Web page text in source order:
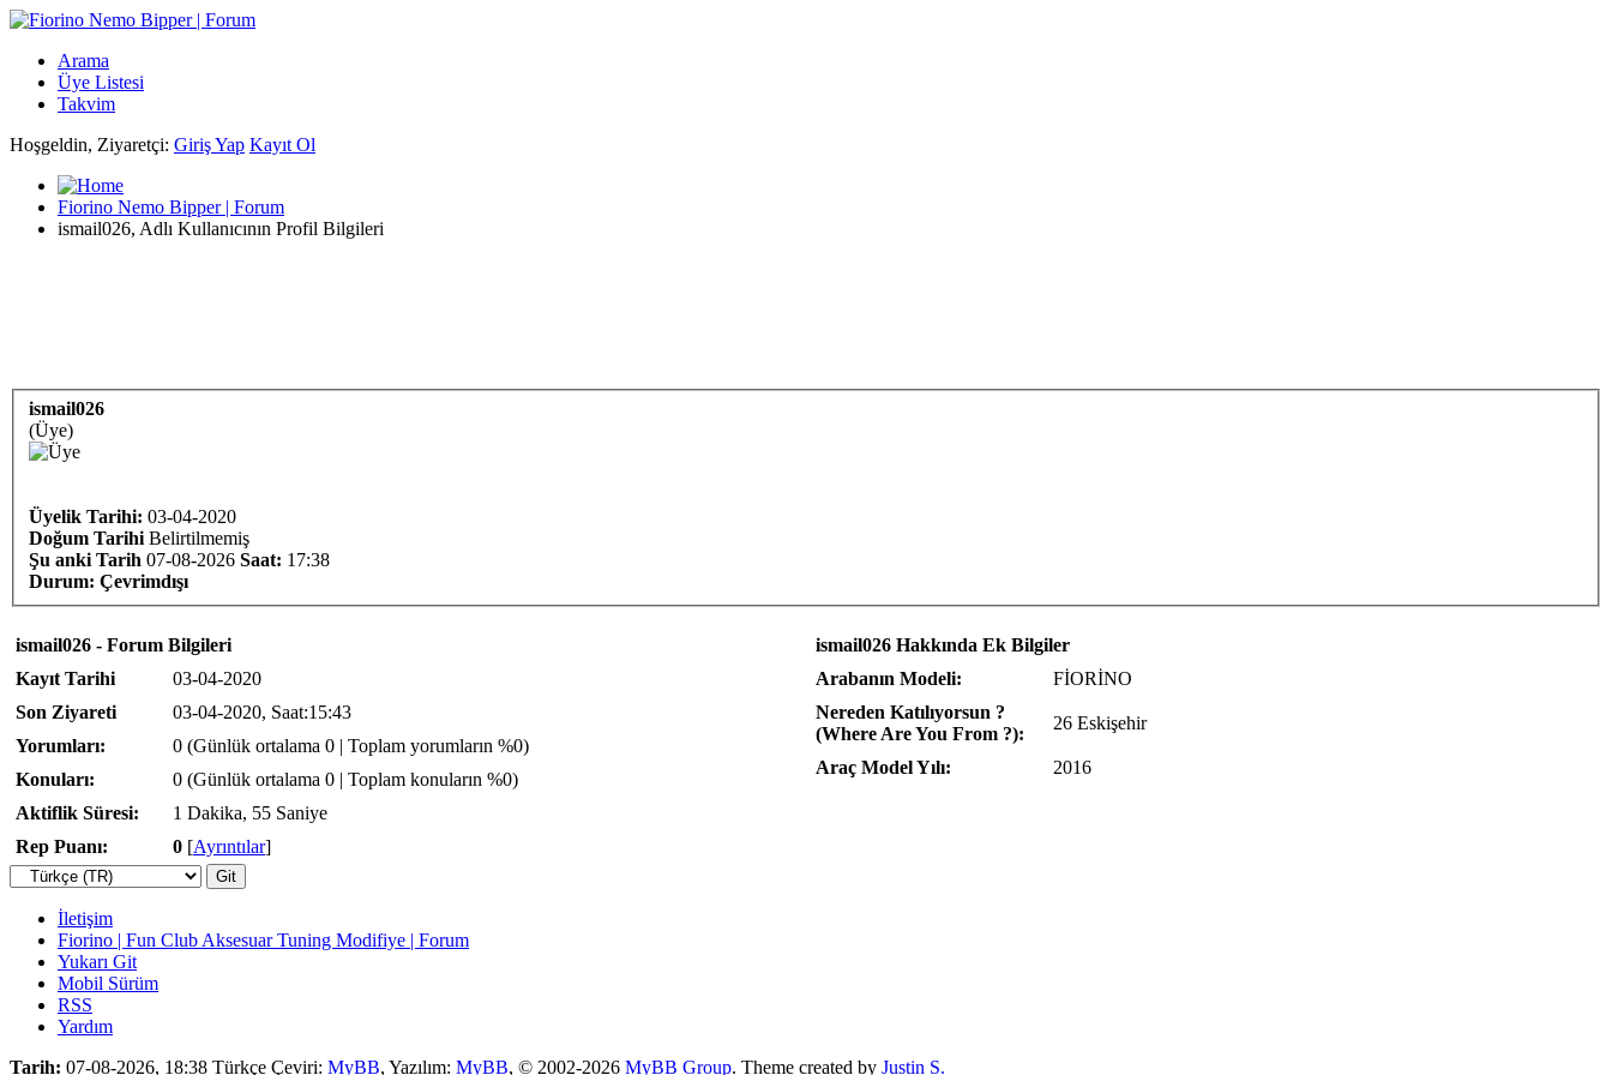
Arama
Üye Listesi
Takvim
Hoşgeldin, Ziyaretçi: Giriş Yap Kayıt Ol
Fiorino Nemo Bipper | Forum
ismail026, Adlı Kullanıcının Profil Bilgileri
ismail026
(Üye)
Üyelik Tarihi: 03-04-2020
Doğum Tarihi Belirtilmemiş
Şu anki Tarih 07-08-2026 Saat: 17:38
Durum: Çevrimdışı
ismail026 - Forum Bilgileri
Kayıt Tarihi
03-04-2020
Son Ziyareti
03-04-2020, Saat:15:43
Yorumları:
0 (Günlük ortalama 0 | Toplam yorumların %0)
Konuları:
0 (Günlük ortalama 0 | Toplam konuların %0)
Aktiflik Süresi:
1 Dakika, 55 Saniye
Rep Puanı:
0 [Ayrıntılar]
ismail026 Hakkında Ek Bilgiler
Arabanın Modeli:
FİORİNO
Nereden Katılıyorsun ?
(Where Are You From ?):
26 Eskişehir
Araç Model Yılı: 2016
İletişim
Fiorino | Fun Club Aksesuar Tuning Modifiye | Forum
Yukarı Git
Mobil Sürüm
RSS
Yardım
Tarih: 07-08-2026, 18:38 Türkçe Çeviri: MyBB, Yazılım: MyBB, © 2002-2026 MyBB Group. Theme created by Justin S.